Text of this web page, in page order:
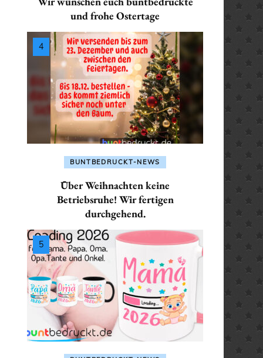
/ SANITÄTERIN
/ SEKRETÄRIN
ALLES FÜR: LEHRER /
LEHRERIN
ALLES FÜR:
MATHEMATIKER /
MATHEMATIKERIN
ALLES FÜR: PHYSIKER /
PHYSIKERIN
ALLES FÜR: POLIZIST /
POLIZISTIN
ALLES FÜR: SANITÄTER /
SANITÄTERIN
ALLES FÜR: SEKRETÄR /
SEKRETÄRIN
ALLES FÜR: TRAINER /
TRAINERIN
TRAINER / TRAINERIN
PHYSIKERIN
ALLES FÜR:
POLIZISTIN
ALLES FÜR:
SANITÄTERIN
ALLES FÜR:
ALLES FÜR:
und frohe Ostertage
BUNTBEDRUCKT-NEWS
Über Weihnachten keine
Betriebsruhe! Wir fertigen
durchgehend.